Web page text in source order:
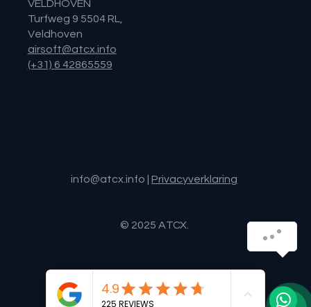
VELDHOVEN
Turfweg 9 5504 RL,
Veldhoven
airsoft@atcx.info
(+31) 6 42865559
info@atcx.info |Privacyverklaring
© 2025 ATCX.